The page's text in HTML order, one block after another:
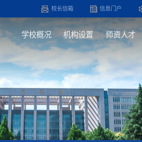
校长信箱 信息门户
学校概况 机构设置 师资人才